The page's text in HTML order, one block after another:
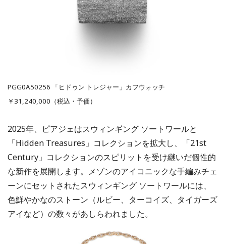
PGG0A50256 「ヒドゥン トレジャー」カフウォッチ
￥31,240,000（税込・予価）
2025年、ピアジェはスウィンギング ソートワールと
「Hidden Treasures」コレクションを拡大し、「21st
Century」コレクションのスピリットを受け継いだ個性的
な新作を展開します。メゾンのアイコニックな手編みチェ
ーンにセットされたスウィンギング ソートワールには、
色鮮やかなのストーン（ルビー、ターコイズ、タイガーズ
アイなど）の数々があしらわれました。